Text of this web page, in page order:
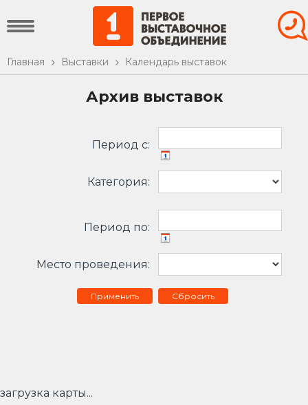
Главная Выставки Календарь выставок
Архив выставок
Период c:
Категория:
Период по:
Место проведения:
Сбросить
загрузка карты...